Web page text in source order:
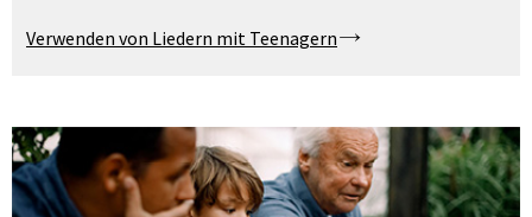
Verwenden von Liedern mit Teenagern